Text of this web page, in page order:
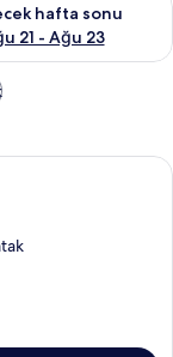
hafta sonu
21 - Ağu 23
kuştüyü